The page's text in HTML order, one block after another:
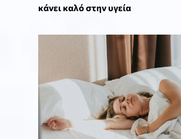
κάνει καλό στην υγεία